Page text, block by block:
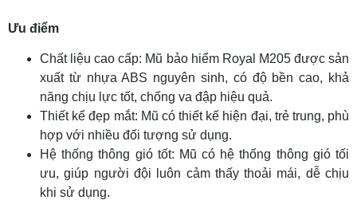
Ưu điểm
Chất liệu cao cấp: Mũ bảo hiểm Royal M205 được sản
xuất từ nhựa ABS nguyên sinh, có độ bền cao, khả
năng chịu lực tốt, chống va đập hiệu quả.
Thiết kế đẹp mắt: Mũ có thiết kế hiện đại, trẻ trung, phù
hợp với nhiều đối tượng sử dụng.
Hệ thống thông gió tốt: Mũ có hệ thống thông gió tối
ưu, giúp người đội luôn cảm thấy thoải mái, dễ chịu
khi sử dụng.